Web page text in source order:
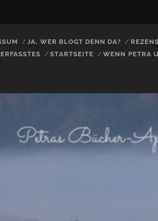
JA, WER BLOGT DENN DA?
STARTSEITE WENN PETRA